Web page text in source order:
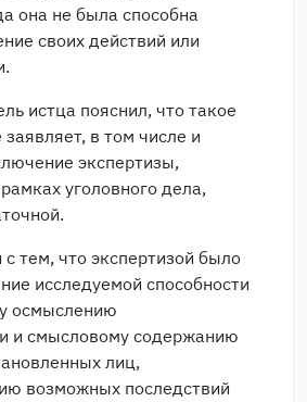
она не была способна
своих действий или
истца пояснил, что такое
в том числе и
экспертизы,
уголовного дела,
тем, что экспертизой было
исследуемой способности
осмыслению
и смысловому содержанию
лиц,
возможных последствий